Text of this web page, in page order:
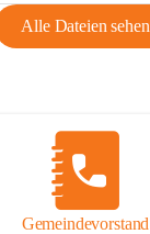
Alle Dateien sehen
Gemeindevorstand